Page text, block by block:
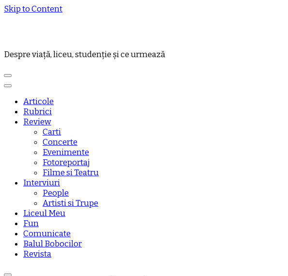
Skip to Content
Despre viață, liceu, studenție și ce urmează
Articole
Rubrici
Review
Carti
Concerte
Evenimente
Fotoreportaj
Filme si Teatru
Interviuri
People
Artisti si Trupe
Liceul Meu
Fun
Comunicate
Balul Bobocilor
Revista